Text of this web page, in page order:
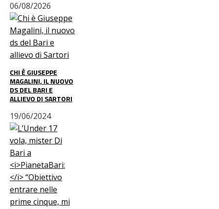
06/08/2026
CHI È GIUSEPPE
MAGALINI, IL NUOVO
DS DEL BARI E
ALLIEVO DI SARTORI
19/06/2024